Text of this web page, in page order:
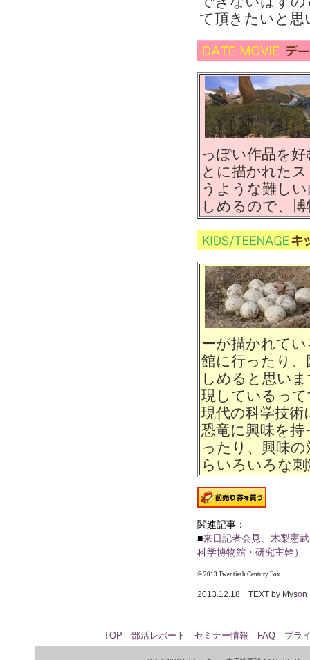
て頂きたいと思
っぽい作品を
とに描かれた
うような難し
しめるので、
ーが描かれて
館に行ったり
しめると思い
現しているっ
現代の科学技
恐竜に興味を
ったり、興味
らいろいろな
関連記事：
■来日記者会見、木梨憲
科学博物館・研究主幹）
© 2013 Twentieth Century Fox
2013.12.18 TEXT by Myson
TOP 部活レポート セミナー情報 FAQ プラ